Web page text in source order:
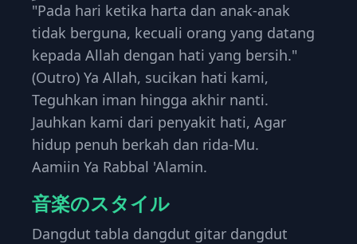
"Pada hari ketika harta dan anak-anak
tidak berguna, kecuali orang yang datang
kepada Allah dengan hati yang bersih."
(Outro) Ya Allah, sucikan hati kami,
Teguhkan iman hingga akhir nanti.
Jauhkan kami dari penyakit hati, Agar
hidup penuh berkah dan rida-Mu.
Aamiin Ya Rabbal 'Alamin.
音楽のスタイル
Dangdut tabla dangdut gitar dangdut